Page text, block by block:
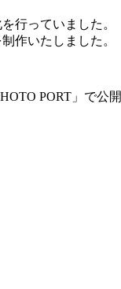
行っていました。
作いたしました。
PORT」で公開